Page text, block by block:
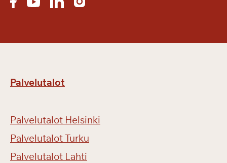
Palvelutalot
Palvelutalot Helsinki
Palvelutalot Turku
Palvelutalot Lahti